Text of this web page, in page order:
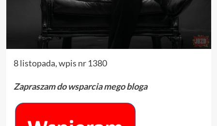
8 listopada, wpis nr 1380
Zapraszam do wsparcia mego bloga